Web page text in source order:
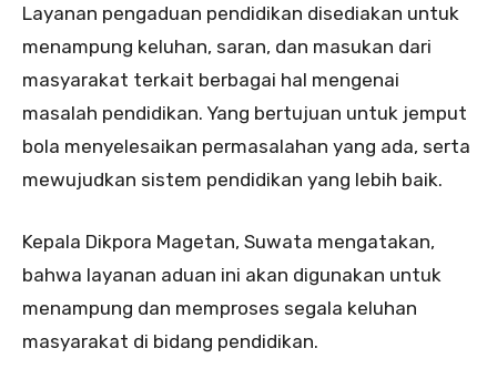
Layanan pengaduan pendidikan disediakan untuk
menampung keluhan, saran, dan masukan dari
masyarakat terkait berbagai hal mengenai
masalah pendidikan. Yang bertujuan untuk jemput
bola menyelesaikan permasalahan yang ada, serta
mewujudkan sistem pendidikan yang lebih baik.
Kepala Dikpora Magetan, Suwata mengatakan,
bahwa layanan aduan ini akan digunakan untuk
menampung dan memproses segala keluhan
masyarakat di bidang pendidikan.